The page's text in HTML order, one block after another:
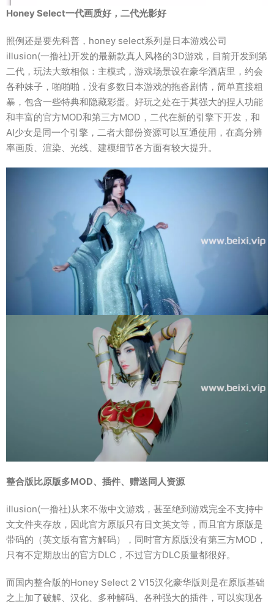
Honey Select一代画质好，二代光影好
照例还是要先科普，honey select系列是日本游戏公司
illusion(一撸社)开发的最新款真人风格的3D游戏，目前开发到第
二代，玩法大致相似：主模式，游戏场景设在豪华酒店里，约会
各种妹子，啪啪啪，没有多数日本游戏的拖沓剧情，简单直接粗
暴，包含一些特典和隐藏彩蛋。好玩之处在于其强大的捏人功能
和丰富的官方MOD和第三方MOD，二代在新的引擎下开发，和
AI少女是同一个引擎，二者大部份资源可以互通使用，在高分辨
率画质、渲染、光线、建模细节各方面有较大提升。
整合版比原版多MOD、插件、赠送同人资源
illusion(一撸社)从来不做中文游戏，甚至绝到游戏完全不支持中
文文件夹存放，因此官方原版只有日文英文等，而且官方原版是
带码的（英文版有官方解码），同时官方原版没有第三方MOD，
只有不定期放出的官方DLC，不过官方DLC质量都很好。
而国内整合版的Honey Select 2 V15汉化豪华版则是在原版基础
之上加了破解、汉化、多种解码、各种强大的插件，可以实现各